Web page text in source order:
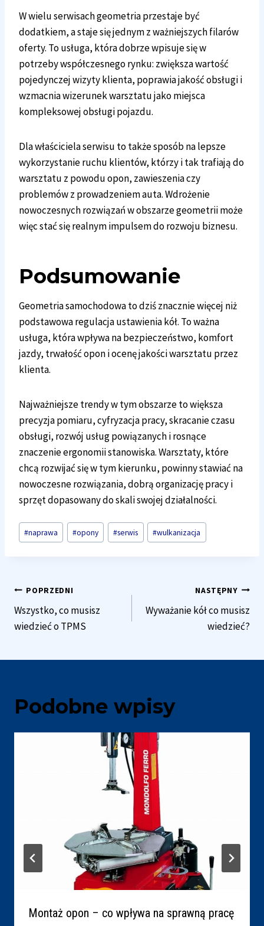
W wielu serwisach geometria przestaje być
dodatkiem, a staje się jednym z ważniejszych filarów
oferty. To usługa, która dobrze wpisuje się w
potrzeby współczesnego rynku: zwiększa wartość
pojedynczej wizyty klienta, poprawia jakość obsługi i
wzmacnia wizerunek warsztatu jako miejsca
kompleksowej obsługi pojazdu.
Dla właściciela serwisu to także sposób na lepsze
wykorzystanie ruchu klientów, którzy i tak trafiają do
warsztatu z powodu opon, zawieszenia czy
problemów z prowadzeniem auta. Wdrożenie
nowoczesnych rozwiązań w obszarze geometrii może
więc stać się realnym impulsem do rozwoju biznesu.
Podsumowanie
Geometria samochodowa to dziś znacznie więcej niż
podstawowa regulacja ustawienia kół. To ważna
usługa, która wpływa na bezpieczeństwo, komfort
jazdy, trwałość opon i ocenę jakości warsztatu przez
klienta.
Najważniejsze trendy w tym obszarze to większa
precyzja pomiaru, cyfryzacja pracy, skracanie czasu
obsługi, rozwój usług powiązanych i rosnące
znaczenie ergonomii stanowiska. Warsztaty, które
chcą rozwijać się w tym kierunku, powinny stawiać na
nowoczesne rozwiązania, dobrą organizację pracy i
sprzęt dopasowany do skali swojej działalności.
Tagi
wpisu:
#naprawa #opony #serwis #wulkanizacja
Nawigacja
wpisu
POPRZEDNI
Wszystko, co musisz
wiedzieć o TPMS
NASTĘPNY
Wyważanie kół co musisz
wiedzieć?
Podobne wpisy
Montaż opon – co wpływa na sprawną pracę